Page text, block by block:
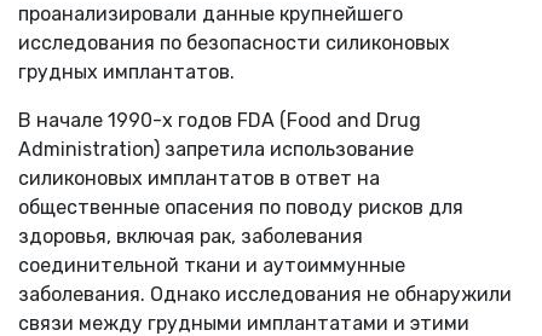
проанализировали данные крупнейшего
исследования по безопасности силиконовых
грудных имплантатов.
В начале 1990-х годов FDA (Food and Drug
Administration) запретила использование
силиконовых имплантатов в ответ на
общественные опасения по поводу рисков для
здоровья, включая рак, заболевания
соединительной ткани и аутоиммунные
заболевания. Однако исследования не обнаружили
связи между грудными имплантатами и этими